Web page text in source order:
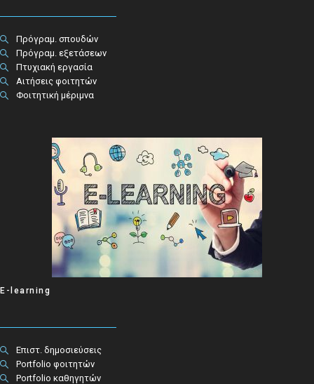
Πρόγραμ. σπουδών
Πρόγραμ. εξετάσεων
Πτυχιακή εργασία
Αιτήσεις φοιτητών
Φοιτητική μέριμνα
E-learning
Επιστ. δημοσιεύσεις
Portfolio φοιτητών
Portfolio καθηγητών